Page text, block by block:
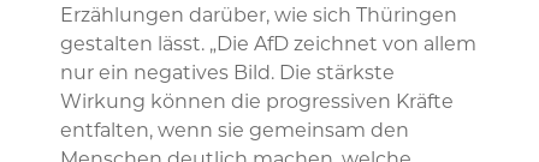
Erzählungen darüber, wie sich Thüringen
gestalten lässt. „Die AfD zeichnet von allem
nur ein negatives Bild. Die stärkste
Wirkung können die progressiven Kräfte
entfalten, wenn sie gemeinsam den